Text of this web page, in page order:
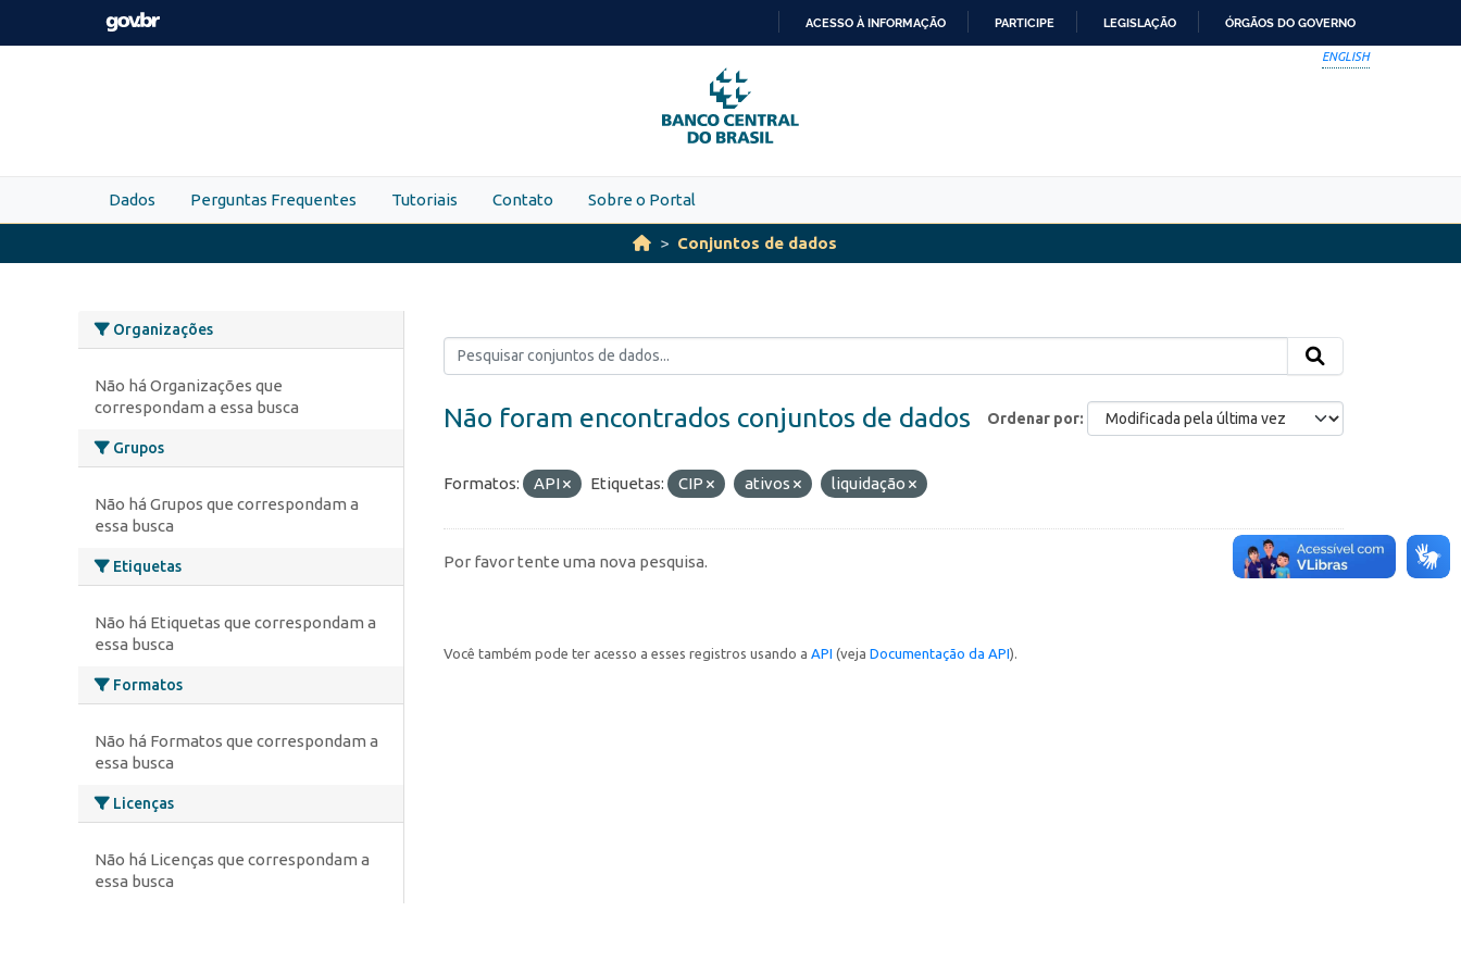
Skip to main content
PARA
O
CONTEÚDO
ACESSO À INFORMAÇÃO PARTICIPE LEGISLAÇÃO ÓRGÃOS DO GOVERNO
ENGLISH
Dados Perguntas Frequentes Tutoriais Contato Sobre o Portal
Conjuntos de dados
Organizações
Não há Organizações que
correspondam a essa busca
Grupos
Não há Grupos que correspondam a
essa busca
Etiquetas
Não há Etiquetas que correspondam a
essa busca
Formatos
Não há Formatos que correspondam a
essa busca
Licenças
Não há Licenças que correspondam a
essa busca
Ordenar por
Não foram encontrados conjuntos de dados
Formatos: API Etiquetas: CIP ativos liquidação
Por favor tente uma nova pesquisa.
Você também pode ter acesso a esses registros usando a API (veja Documentação da API).